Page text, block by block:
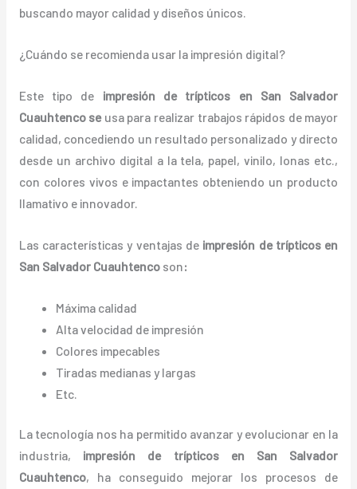
buscando mayor calidad y diseños únicos.
¿Cuándo se recomienda usar la impresión digital?
Este tipo de impresión de trípticos en San Salvador
Cuauhtenco seusa para realizar trabajos rápidos de mayor
calidad, concediendo un resultado personalizado y directo
desde un archivo digital a la tela, papel, vinilo, lonas etc.,
con colores vivos e impactantes obteniendo un producto
llamativo e innovador.
Las características y ventajas de impresión de trípticos en
San Salvador Cuauhtenco son:
Máxima calidad
Alta velocidad de impresión
Colores impecables
Tiradas medianas y largas
Etc.
La tecnología nos ha permitido avanzar y evolucionar en la
industria, impresión de trípticos en San Salvador
Cuauhtenco, ha conseguido mejorar los procesos de